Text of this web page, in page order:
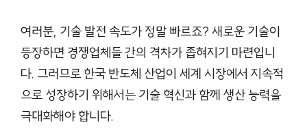
여러분, 기술 발전 속도가 정말 빠르죠? 새로운 기술이
등장하면 경쟁업체들 간의 격차가 좁혀지기 마련입니
다. 그러므로 한국 반도체 산업이 세계 시장에서 지속적
으로 성장하기 위해서는 기술 혁신과 함께 생산 능력을
극대화해야 합니다.